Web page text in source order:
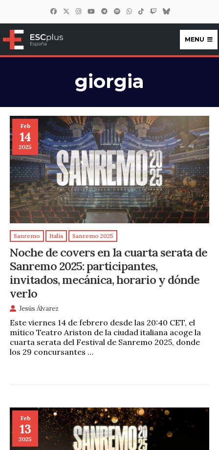
ESCplus España
MENU
giorgia
Feb
14
2025
Sanremo Italia Sanremo 2025
Noche de covers en la cuarta serata de
Sanremo 2025: participantes,
invitados, mecánica, horario y dónde
verlo
Jesús Álvarez
Este viernes 14 de febrero desde las 20:40 CET, el
mítico Teatro Ariston de la ciudad italiana acoge la
cuarta serata del Festival de Sanremo 2025, donde
los 29 concursantes …
Feb
13
2025